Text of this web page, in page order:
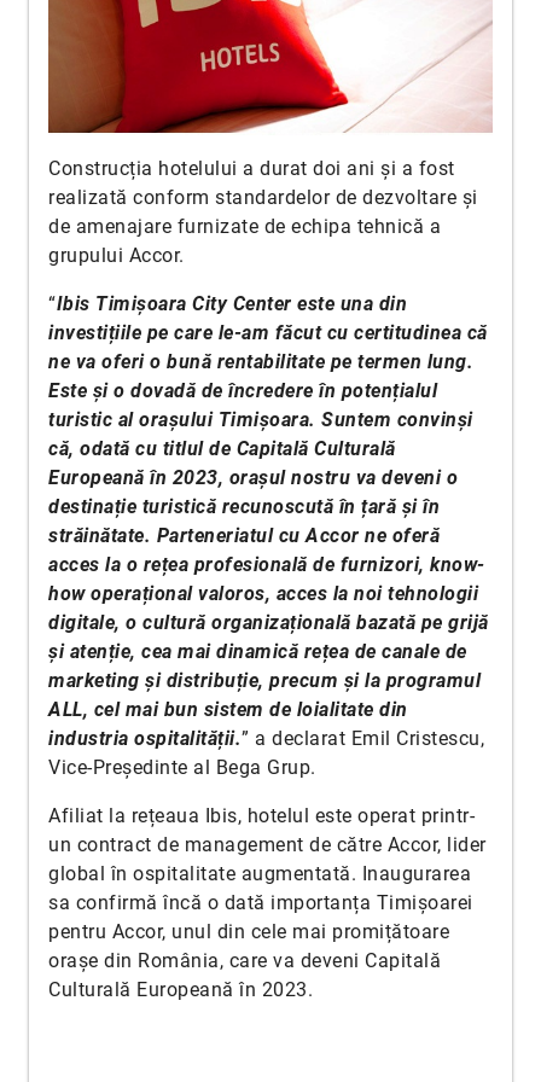
Construcția hotelului a durat doi ani și a fost
realizată conform standardelor de dezvoltare și
de amenajare furnizate de echipa tehnică a
grupului Accor.
“Ibis Timișoara City Center este una din
investițiile pe care le-am făcut cu certitudinea că
ne va oferi o bună rentabilitate pe termen lung.
Este și o dovadă de încredere în potențialul
turistic al orașului Timișoara. Suntem convinși
că, odată cu titlul de Capitală Culturală
Europeană în 2023, orașul nostru va deveni o
destinație turistică recunoscută în țară și în
străinătate. Parteneriatul cu Accor ne oferă
acces la o rețea profesională de furnizori, know-
how operațional valoros, acces la noi tehnologii
digitale, o cultură organizațională bazată pe grijă
și atenție, cea mai dinamică rețea de canale de
marketing și distribuție, precum și la programul
ALL, cel mai bun sistem de loialitate din
industria ospitalității.” a declarat Emil Cristescu,
Vice-Președinte al Bega Grup.
Afiliat la rețeaua Ibis, hotelul este operat printr-
un contract de management de către Accor, lider
global în ospitalitate augmentată. Inaugurarea
sa confirmă încă o dată importanța Timișoarei
pentru Accor, unul din cele mai promițătoare
orașe din România, care va deveni Capitală
Culturală Europeană în 2023.